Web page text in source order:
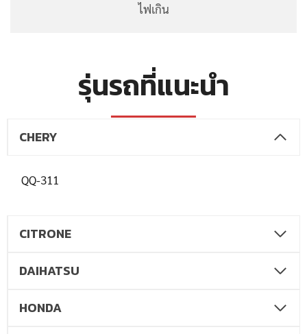
ไฟเกิน
รุ่นรถที่แนะนำ
CHERY
QQ-311
CITRONE
DAIHATSU
HONDA